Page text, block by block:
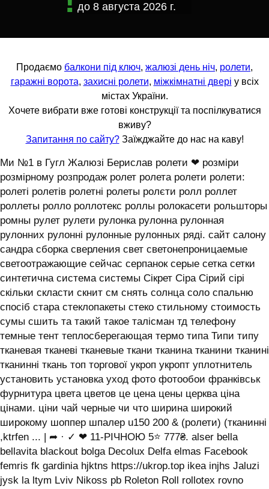
до 8 августа 2026 г.
Продаємо балкони під ключ, жалюзі день ніч, ролети,
гаражні ворота, захисні ролети, міжкімнатні двері у всіх
містах України.
Хочете вибрати вже готові конструкції та поспілкуватися
вживу?
Запитання по сайту?Заїжджайте до нас на каву!
Ми №1 в Гугл Жалюзі Берислав ролети ❤ розміри
розмірному розпродаж ролет ролета ролети ролети:
ролеті ролетів ролетні ролеты ролєти ролл роллет
роллеты ролло роллотекс роллы ролокасети рольшторы
ромны рулет рулети рулонка рулонна рулонная
рулонних рулонні рулонные рулонных ряді. сайт салону
сандра сборка сверления свет светонепроницаемые
светоотражающие сейчас серпанок серые сетка сетки
синтетична система системы ‎Сікрет Сіра Сірий сірі
скільки скласти скнит см снять солнца соло спальню
спосіб стара стеклопакеты стеко стильному стоимость
сумы сшить та такий такое талісман тд телефону
темные тент теплосберегающая термо типа Типи типу
тканевая тканеві тканевые ткани тканина тканини тканині
тканинні ткань топ торгової укроп укропт уплотнитель
установить установка уход фото фотообои франківськ
фурнитура цвета цветов це цена цены церква ціна
цінами. ціни чай черные чи что ширина широкий
широкому шоппер шпалер u150 200 & (ролети) (тканинні
,ktrfen ... | ➦ · ✓ ❤ 11-РІЧНОЮ 5⭐ 777₴. alser bella
bellavita blackout bolga Decolux Delfa elmas Facebook
femris fk gardinia hjktns https://ukrop.top ikea injhs Jaluzi
jysk la ltym Lviv Nikoss pb Roleton Roll rollotex rovno